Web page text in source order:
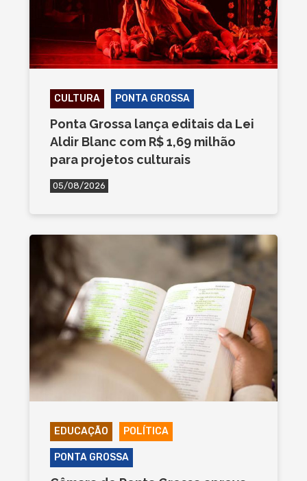
CULTURA PONTA GROSSA
Ponta Grossa lança editais da Lei
Aldir Blanc com R$ 1,69 milhão
para projetos culturais
05/08/2026
EDUCAÇÃO POLÍTICA
PONTA GROSSA